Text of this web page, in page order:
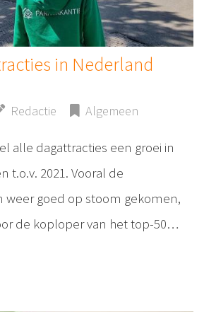
in Nederland
Redactie Algemeen
alle dagattracties een groei in
t.o.v. 2021. Vooral de
weer goed op stoom gekomen,
de koploper van het top-50…